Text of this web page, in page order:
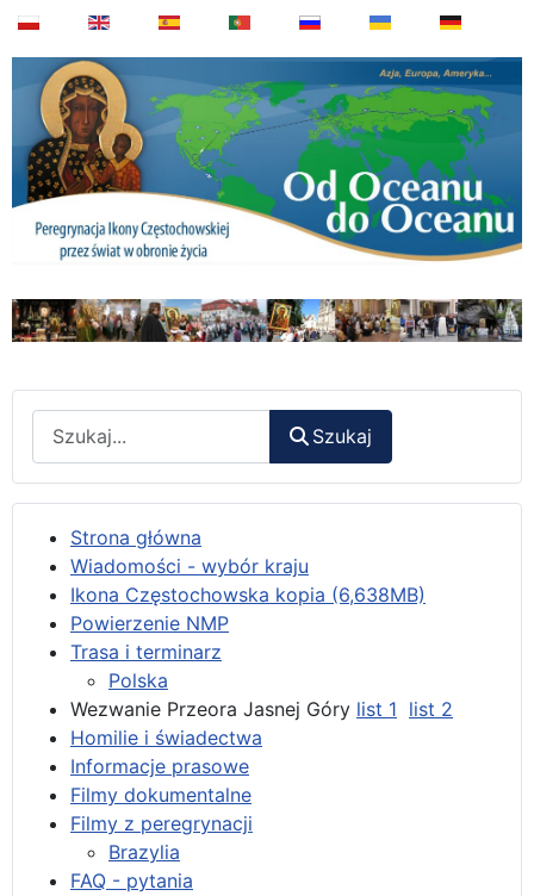
Szukaj
Strona główna
Wiadomości - wybór kraju
Ikona Częstochowska kopia (6,638MB)
Powierzenie NMP
Trasa i terminarz
Polska
Wezwanie Przeora Jasnej Góry list 1 list 2
Homilie i świadectwa
Informacje prasowe
Filmy dokumentalne
Filmy z peregrynacji
Brazylia
FAQ - pytania